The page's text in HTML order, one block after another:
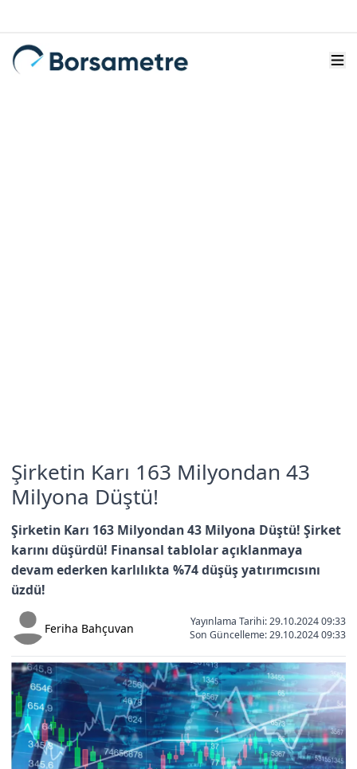
Şirketin Karı 163 Milyondan 43
Milyona Düştü!
Şirketin Karı 163 Milyondan 43 Milyona Düştü! Şirket
karını düşürdü! Finansal tablolar açıklanmaya
devam ederken karlılıkta %74 düşüş yatırımcısını
üzdü!
Feriha Bahçuvan
Yayınlama Tarihi: 29.10.2024 09:33
Son Güncelleme:29.10.2024 09:33